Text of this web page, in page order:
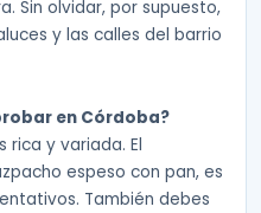
Sin olvidar, por supuesto,
y las calles del barrio
en Córdoba?
rica y variada. El
espeso con pan, es
También debes